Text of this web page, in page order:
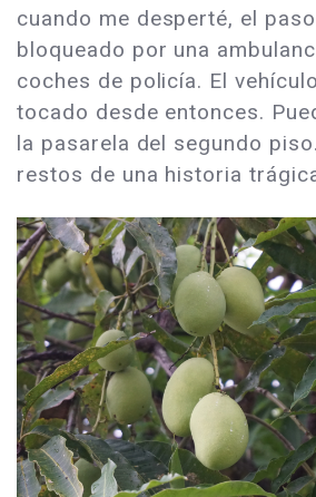
cuando me desperté, el
bloqueado por una
coches de policía. El
tocado desde entonces.
la pasarela del segundo
restos de una historia